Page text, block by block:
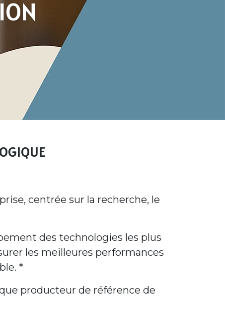
centrée sur la recherche, le
des technologies les plus
les meilleures performances
*
producteur de référence de